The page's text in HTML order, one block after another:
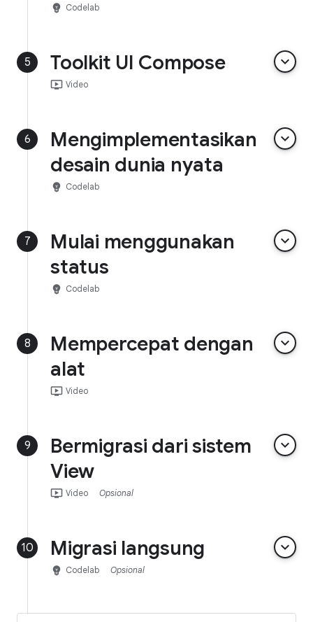
emoji_objects Codelab
5 Toolkit UI Compose keyboard_arrow_down
ondemand_video Video
6
Mengimplementasikan
desain dunia nyata
keyboard_arrow_down
emoji_objects Codelab
7
Mulai menggunakan
status
keyboard_arrow_down
emoji_objects Codelab
8
Mempercepat dengan
alat
keyboard_arrow_down
ondemand_video Video
9
Bermigrasi dari sistem
View
keyboard_arrow_down
ondemand_video Video Opsional
10 Migrasi langsung keyboard_arrow_down
emoji_objects Codelab Opsional